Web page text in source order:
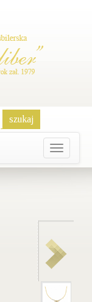
Toggle